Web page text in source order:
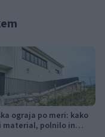
ograja po meri: kako
material, polnilo in